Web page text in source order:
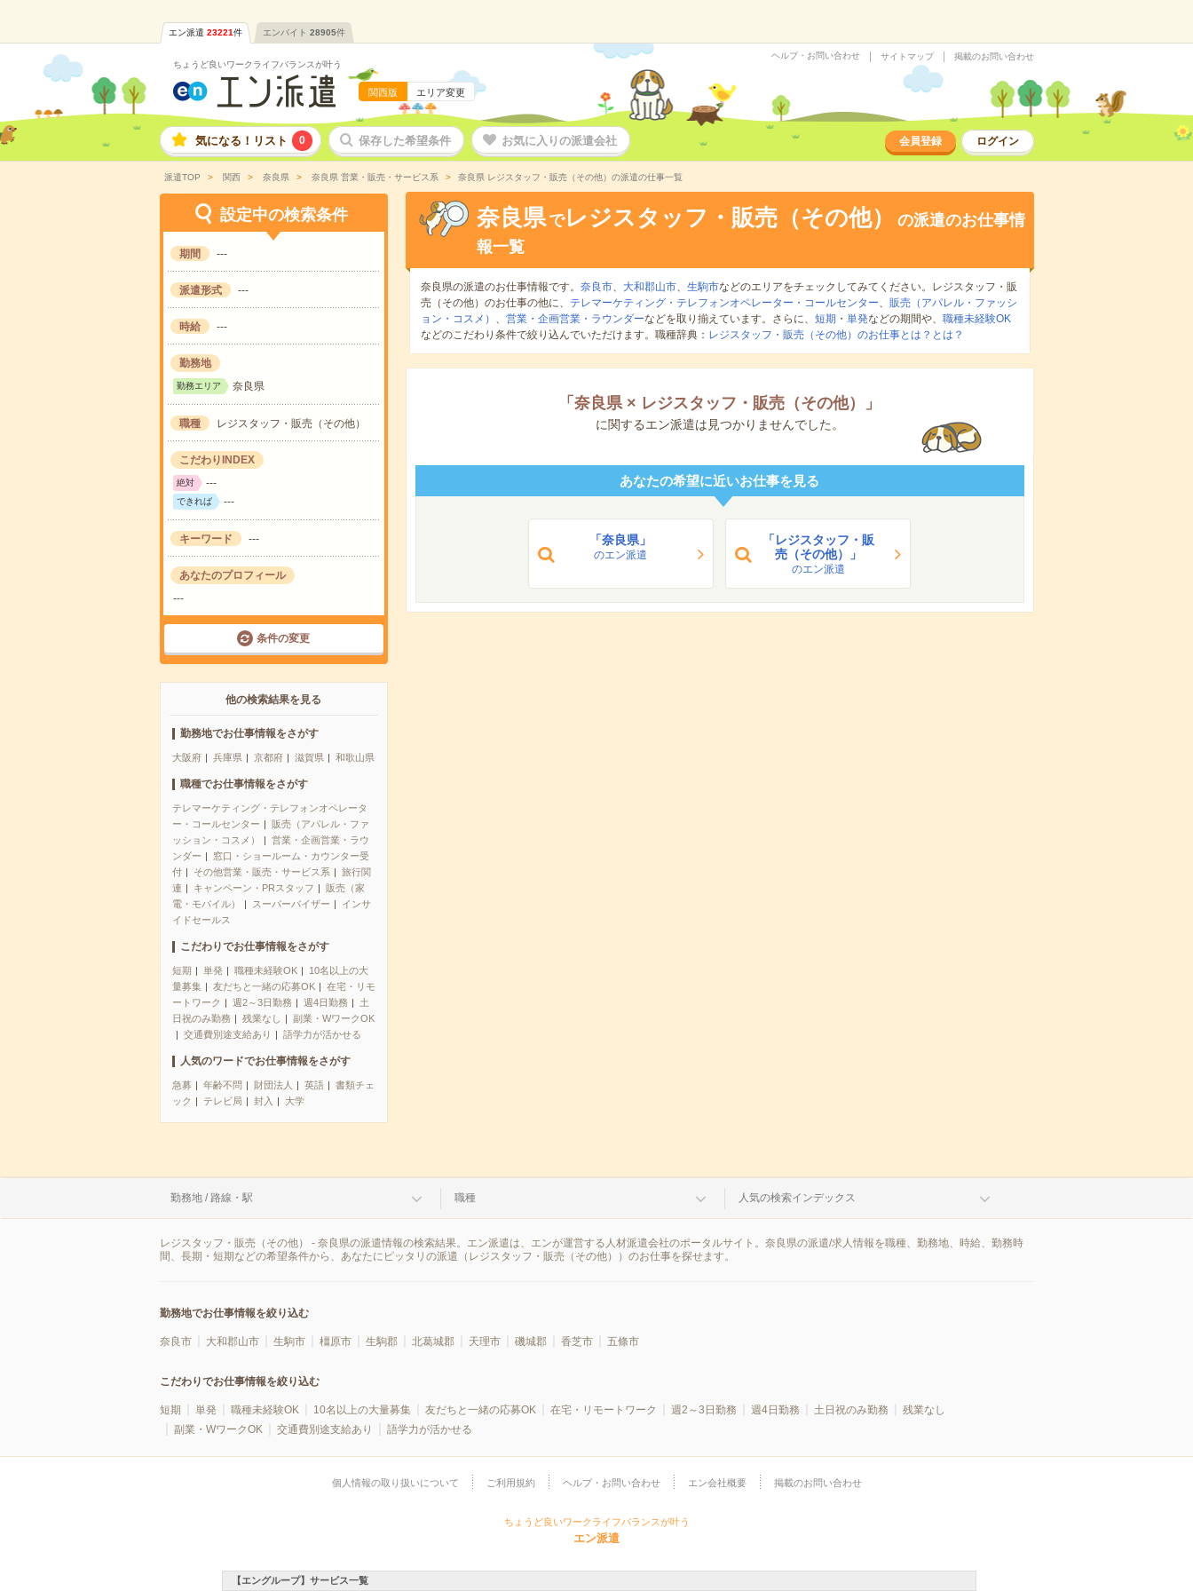
エン派遣 23221件 エンバイト 28905件
ちょうど良いワークライフバランスが叶う
関西版 エリア変更
ヘルプ・お問い合わせ サイトマップ 掲載のお問い合わせ
気になる！リスト 0 保存した希望条件 お気に入りの派遣会社 会員登録 ログイン
派遣TOP 関西 奈良県 奈良県 営業・販売・サービス系 奈良県 レジスタッフ・販売（その他）の派遣の仕事一覧
設定中の検索条件
期間 ---
派遣形式 ---
時給 ---
勤務地
勤務エリア 奈良県
職種 レジスタッフ・販売（その他）
こだわりINDEX
絶対 ---
できれば ---
キーワード ---
あなたのプロフィール
---
条件の変更
他の検索結果を見る
勤務地でお仕事情報をさがす
大阪府 兵庫県 京都府 滋賀県 和歌山県
職種でお仕事情報をさがす
テレマーケティング・テレフォンオペレータ
ー・コールセンター
販売（アパレル・ファ
ッション・コスメ）
営業・企画営業・ラウ
ンダー
窓口・ショールーム・カウンター受
付
その他営業・販売・サービス系
旅行関
連
キャンペーン・PRスタッフ
販売（家
電・モバイル）
スーパーバイザー
インサ
イドセールス
こだわりでお仕事情報をさがす
短期 単発 職種未経験OK
10名以上の大
量募集
友だちと一緒の応募OK
在宅・リモ
ートワーク
週2～3日勤務 週4日勤務
土
日祝のみ勤務
残業なし
副業・WワークOK
交通費別途支給あり
語学力が活かせる
人気のワードでお仕事情報をさがす
急募 年齢不問 財団法人 英語
書類チェ
ック
テレビ局 封入 大学
奈良県 でレジスタッフ・販売（その他）
の派遣のお仕事情
報一覧
奈良県の派遣のお仕事情報です。 奈良市、 大和郡山市、 生駒市などのエリアをチェックしてみてください。レジスタッフ・販
売（その他）のお仕事の他に、
テレマーケティング・テレフォンオペレーター・コールセンター、 販売（アパレル・ファッシ
ョン・コスメ） 、 営業・企画営業・ラウンダーなどを取り揃えています。さらに、 短期 ・ 単発などの期間や、 職種未経験OK
などのこだわり条件で絞り込んでいただけます。職種辞典： レジスタッフ・販売（その他）のお仕事とは？とは？
「 奈良県× レジスタッフ・販売（その他） 」
に関するエン派遣は見つかりませんでした。
あなたの希望に近いお仕事を見る
「奈良県」
のエン派遣
「レジスタッフ・販
売（その他）」
のエン派遣
勤務地 / 路線・駅 職種 人気の検索インデックス
レジスタッフ・販売（その他） - 奈良県の派遣情報の検索結果。エン派遣は、エンが運営する人材派遣会社のポータルサイト。奈良県の派遣/求人情報を職種、勤務地、時給、勤務時
間、長期・短期などの希望条件から、あなたにピッタリの派遣（レジスタッフ・販売（その他））のお仕事を探せます。
勤務地でお仕事情報を絞り込む
奈良市 大和郡山市 生駒市 橿原市 生駒郡 北葛城郡 天理市 磯城郡 香芝市 五條市
こだわりでお仕事情報を絞り込む
短期 単発 職種未経験OK 10名以上の大量募集 友だちと一緒の応募OK 在宅・リモートワーク 週2～3日勤務 週4日勤務 土日祝のみ勤務
残業なし
副業・WワークOK
交通費別途支給あり 語学力が活かせる
個人情報の取り扱いについて ご利用規約 ヘルプ・お問い合わせ エン会社概要 掲載のお問い合わせ
ちょうど良いワークライフバランスが叶う
エン派遣
【エングループ】サービス一覧